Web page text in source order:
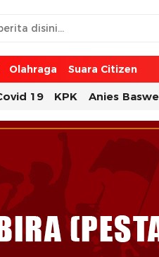
Olahraga Suara Citizen
19 KPK Anies